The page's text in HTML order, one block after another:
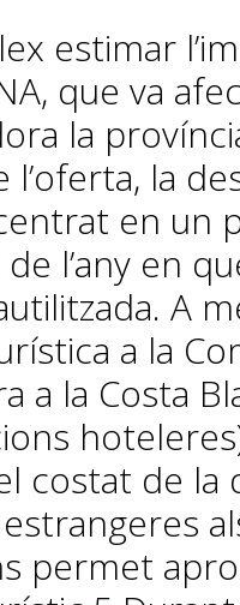
estimar
que va
la
l’oferta, la
en
l’any en
A
a la
a la Costa
costat de
permet